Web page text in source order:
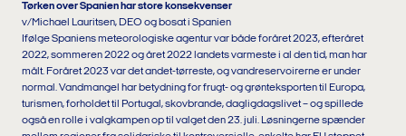
Tørken over Spanien har store konsekvenser
v/Michael Lauritsen, DEO og bosat i Spanien
Ifølge Spaniens meteorologiske agentur var både foråret 2023, efteråret
2022, sommeren 2022 og året 2022 landets varmeste i al den tid, man har
målt. Foråret 2023 var det andet-tørreste, og vandreservoirerne er under
normal. Vandmangel har betydning for frugt- og grønteksporten til Europa,
turismen, forholdet til Portugal, skovbrande, dagligdagslivet – og spillede
også en rolle i valgkampen op til valget den 23. juli. Løsningerne spænder